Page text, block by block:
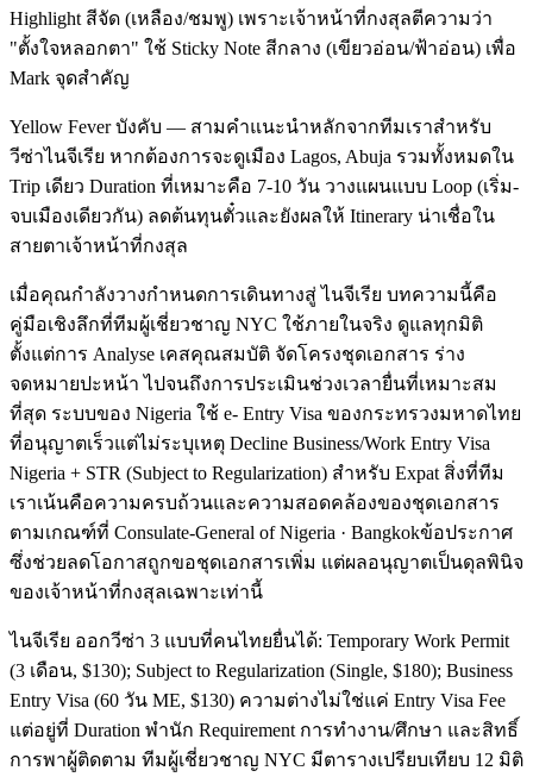
Highlight สีจัด (เหลือง/ชมพู) เพราะเจ้าหน้าที่กงสุลตีความว่า
"ตั้งใจหลอกตา" ใช้ Sticky Note สีกลาง (เขียวอ่อน/ฟ้าอ่อน) เพื่อ
Mark จุดสำคัญ
Yellow Fever บังคับ — สามคำแนะนำหลักจากทีมเราสำหรับ
วีซ่าไนจีเรีย หากต้องการจะดูเมือง Lagos, Abuja รวมทั้งหมดใน
Trip เดียว Duration ที่เหมาะคือ 7-10 วัน วางแผนแบบ Loop (เริ่ม-
จบเมืองเดียวกัน) ลดต้นทุนตั๋วและยังผลให้ Itinerary น่าเชื่อใน
สายตาเจ้าหน้าที่กงสุล
เมื่อคุณกำลังวางกำหนดการเดินทางสู่ ไนจีเรีย บทความนี้คือ
คู่มือเชิงลึกที่ทีมผู้เชี่ยวชาญ NYC ใช้ภายในจริง ดูแลทุกมิติ
ตั้งแต่การ Analyse เคสคุณสมบัติ จัดโครงชุดเอกสาร ร่าง
จดหมายปะหน้า ไปจนถึงการประเมินช่วงเวลายื่นที่เหมาะสม
ที่สุด ระบบของ Nigeria ใช้ e- Entry Visa ของกระทรวงมหาดไทย
ที่อนุญาตเร็วแต่ไม่ระบุเหตุ Decline Business/Work Entry Visa
Nigeria + STR (Subject to Regularization) สำหรับ Expat สิ่งที่ทีม
เราเน้นคือความครบถ้วนและความสอดคล้องของชุดเอกสาร
ตามเกณฑ์ที่ Consulate-General of Nigeria · Bangkokข้อประกาศ
ซึ่งช่วยลดโอกาสถูกขอชุดเอกสารเพิ่ม แต่ผลอนุญาตเป็นดุลพินิจ
ของเจ้าหน้าที่กงสุลเฉพาะเท่านี้
ไนจีเรีย ออกวีซ่า 3 แบบที่คนไทยยื่นได้: Temporary Work Permit
(3 เดือน, $130); Subject to Regularization (Single, $180); Business
Entry Visa (60 วัน ME, $130) ความต่างไม่ใช่แค่ Entry Visa Fee
แต่อยู่ที่ Duration พำนัก Requirement การทำงาน/ศึกษา และสิทธิ์
การพาผู้ติดตาม ทีมผู้เชี่ยวชาญ NYC มีตารางเปรียบเทียบ 12 มิติ